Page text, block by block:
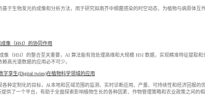
于生物发光的成像和分析方法，用于研究拟南芥中细菌感染的时空动态，为植物与病原体互
像（HSI）的协同作用
像（HSI）的整合至关重要，AI 算法能有效处理高维和大规模 HSI 数据，实现精准特征提取
高光谱数据的应用必不可少。
字孪生(Digital twins)在植物科学领域的应用
各种定制化的目标，从本地和区域范围的监测、实时诊断应用、产量、可持续性和经济回报
提供了一个平台，有助于全面探索影响植物生长的各种因素、作物管理策略和农业政策之间的相